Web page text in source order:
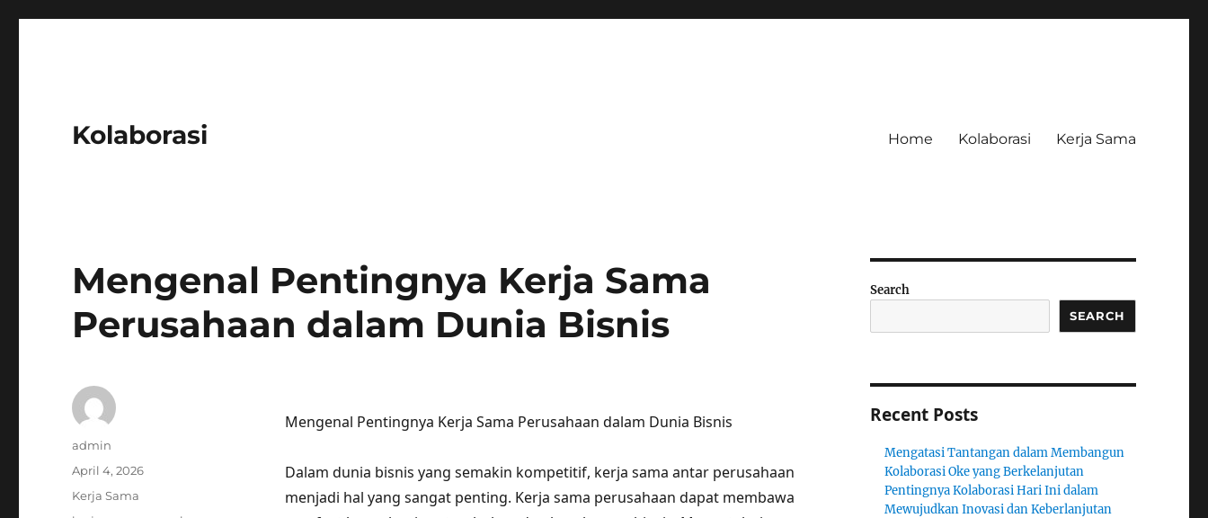
Kolaborasi Home Kolaborasi Kerja Sama
Mengenal Pentingnya Kerja Sama
Perusahaan dalam Dunia Bisnis
Mengenal Pentingnya Kerja Sama Perusahaan dalam Dunia Bisnis
Dalam dunia bisnis yang semakin kompetitif, kerja sama antar perusahaan
menjadi hal yang sangat penting. Kerja sama perusahaan dapat membawa
Author
admin
Posted
April 4, 2026
Categories
Kerja Sama
Search
SEARCH
Recent Posts
Mengatasi Tantangan dalam Membangun
Kolaborasi Oke yang Berkelanjutan
Pentingnya Kolaborasi Hari Ini dalam
Mewujudkan Inovasi dan Keberlanjutan